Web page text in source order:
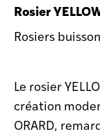
Rosier
Rosiers
Le rosier
création
ORARD,